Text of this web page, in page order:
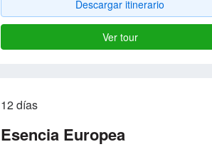
Descargar itinerario
Ver tour
12 días
Esencia Europea